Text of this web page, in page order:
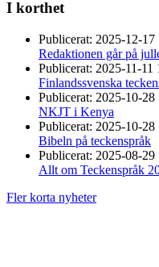
I korthet
Publicerat: 2025-12-17
Redaktionen går på
Publicerat: 2025-11-11
Finlandssvenska
Publicerat: 2025-10-28
NKJT i Kenya
Publicerat: 2025-10-28
Bibeln på teckenspråk
Publicerat: 2025-08-29
Allt om Teckenspråk
Fler korta nyheter